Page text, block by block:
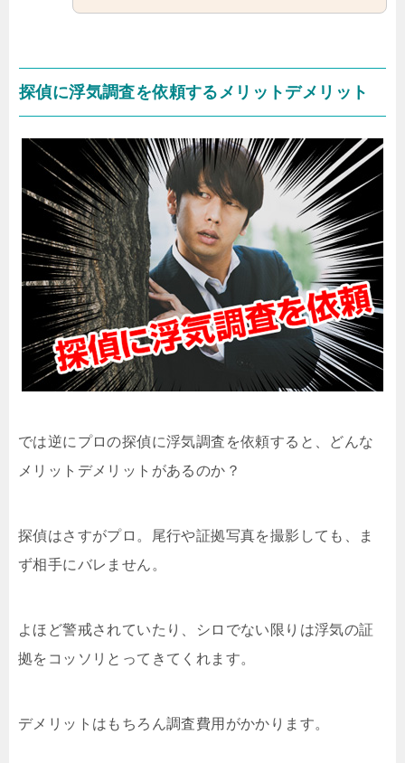
探偵に浮気調査を依頼するメリットデメリット
では逆にプロの探偵に浮気調査を依頼すると、どんな
メリットデメリットがあるのか？
探偵はさすがプロ。尾行や証拠写真を撮影しても、ま
ず相手にバレません。
よほど警戒されていたり、シロでない限りは浮気の証
拠をコッソリとってきてくれます。
デメリットはもちろん調査費用がかかります。